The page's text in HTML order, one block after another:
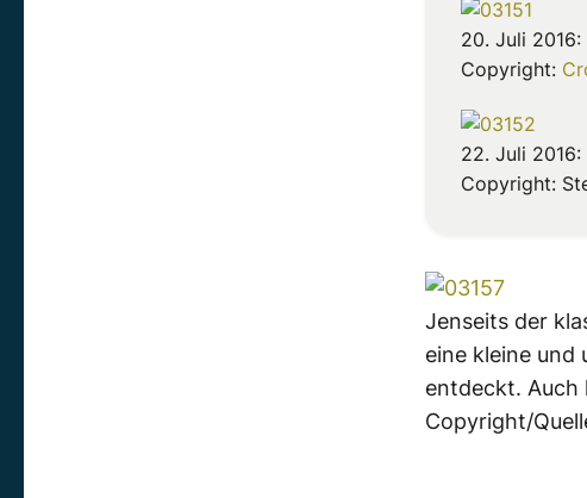
20. Juli
Copyright:
22. Juli
Copyright:
Jenseits der
eine kleine und
entdeckt. Auch
Copyright/